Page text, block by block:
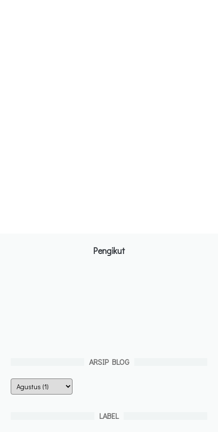
Pengikut
ARSIP BLOG
LABEL